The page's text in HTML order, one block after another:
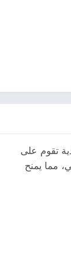
تقوم على
مما يمنح